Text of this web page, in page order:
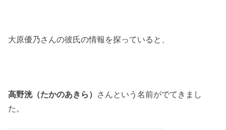
大原優乃さんの彼氏の情報を探っていると、
高野洸（たかのあきら） さんという名前がでてきまし
た。